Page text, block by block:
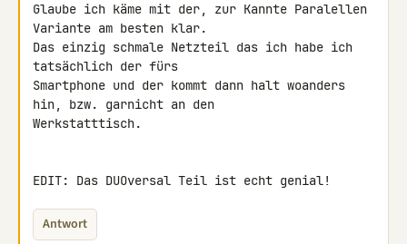
Glaube ich käme mit der, zur Kannte Paralellen
Variante am besten klar.
Das einzig schmale Netzteil das ich habe ich
tatsächlich der fürs
Smartphone und der kommt dann halt woanders
hin, bzw. garnicht an den
Werkstatttisch.
EDIT: Das DUOversal Teil ist echt genial!
Antwort